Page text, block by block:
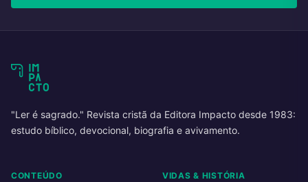
"Ler é sagrado." Revista cristã da Editora Impacto desde 1983:
estudo bíblico, devocional, biografia e avivamento.
CONTEÚDO VIDAS & HISTÓRIA